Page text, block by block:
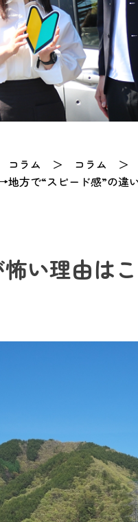
コラム ＞ コラム ＞
方で“スピード感”の違
い理由は